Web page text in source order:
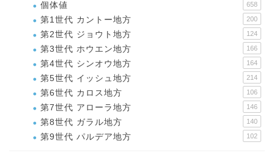
個体値 658
第1世代 カントー地方 200
第2世代 ジョウト地方 124
第3世代 ホウエン地方 166
第4世代 シンオウ地方 164
第5世代 イッシュ地方 214
第6世代 カロス地方 106
第7世代 アローラ地方 146
第8世代 ガラル地方 140
第9世代 パルデア地方 102